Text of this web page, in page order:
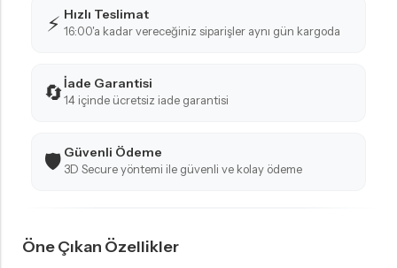
⚡ Hızlı Teslimat
16:00'a kadar vereceğiniz siparişler aynı gün kargoda
🔄İade Garantisi
14 içinde ücretsiz iade garantisi
🛡️ Güvenli Ödeme
3D Secure yöntemi ile güvenli ve kolay ödeme
Öne Çıkan Özellikler